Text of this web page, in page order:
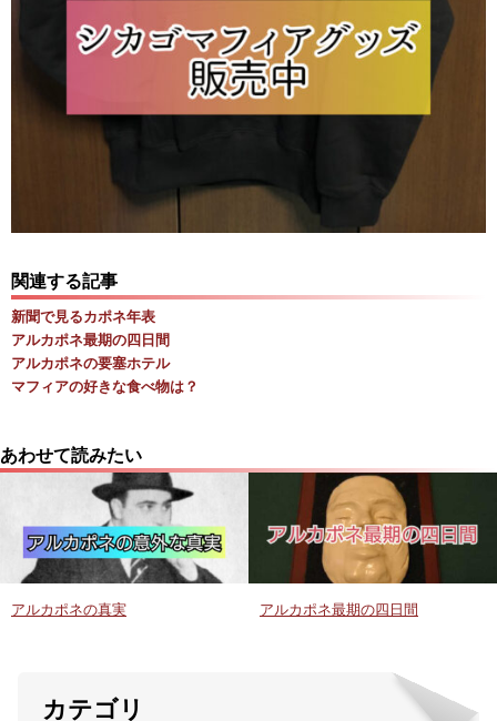
関連する記事
新聞で見るカポネ年表
アルカポネ最期の四日間
アルカポネの要塞ホテル
マフィアの好きな食べ物は？
あわせて読みたい
アルカポネの真実 アルカポネ最期の四日間
カテゴリ